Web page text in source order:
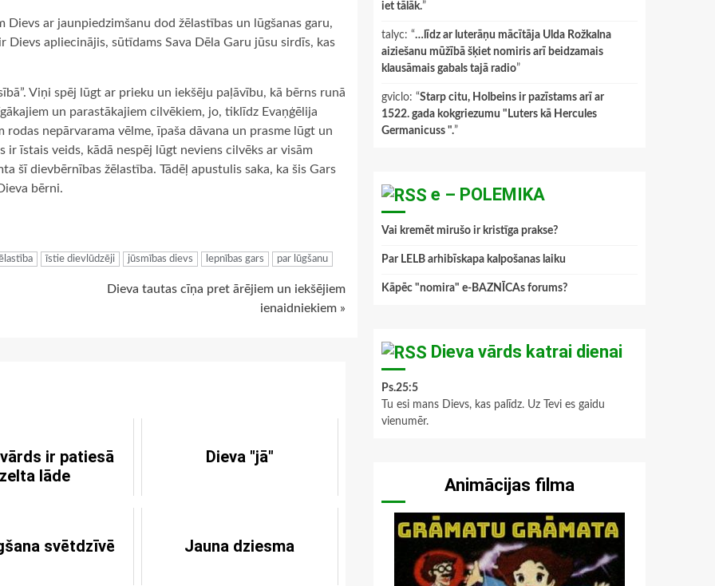
ar jaunpiedzimšanu dod žēlastības un lūgšanas garu,
apliecinājis, sūtīdams Sava Dēla Garu jūsu sirdīs, kas
Viņi spēj lūgt ar prieku un iekšēju paļāvību, kā bērns runā
un parastākajiem cilvēkiem, jo, tiklīdz Evaņģēlija
nepārvarama vēlme, īpaša dāvana un prasme lūgt un
ir īstais veids, kādā nespēj lūgt neviens cilvēks ar visām
šī dievbērnības žēlastība. Tādēļ apustulis saka, ka šis Gars
bērni.
īstie dievlūdzēji jūsmības dievs lepnības gars par lūgšanu
Dieva tautas cīņa pret ārējiem un iekšējiem
ienaidniekiem »
ir patiesā
zelta lāde
Dieva "jā"
svētdzīvē Jauna dziesma
iet tālāk.”
talyc: “…līdz ar luterāņu mācītāja Ulda Rožkalna
aiziešanu mūžībā šķiet nomiris arī beidzamais
klausāmais gabals tajā radio”
gviclo: “Starp citu, Holbeins ir pazīstams arī ar
1522. gada kokgriezumu "Luters kā Hercules
Germanicuss ".”
e – POLEMIKA
Vai kremēt mirušo ir kristīga prakse?
Par LELB arhibīskapa kalpošanas laiku
Kāpēc "nomira" e-BAZNĪCAs forums?
Dieva vārds katrai dienai
Ps.25:5
Tu esi mans Dievs, kas palīdz. Uz Tevi es gaidu
vienumēr.
Animācijas filma